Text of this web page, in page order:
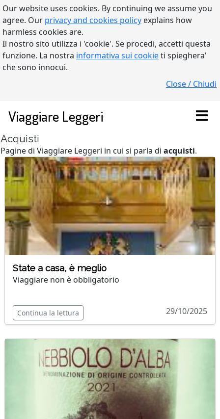
Our website uses cookies. By continuing we assume you
agree. Our privacy and cookies policy explains how
harmless cookies are.
Il nostro sito utilizza i 'cookie'. Se procedi, accetti questa
funzione. La nostra informativa sui cookieti spieghera'
che sono innocui.
Close / Chiudi
Viaggiare Leggeri
Acquisti
Pagine di Viaggiare Leggeri in cui si parla di acquisti.
State a casa, è meglio
Viaggiare non è obbligatorio
Continua la lettura 29/10/2025